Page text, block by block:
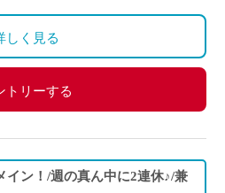
しく見る
トリーする
ン！/週の真ん中に2連休♪/兼